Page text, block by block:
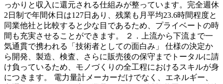
っかりと収入に還元される仕組みが整っています。完全週休
2日制で年間休日は127日あり、残業も月平均23.6時間程度と
同業他社と比較すると少な目であるため、プライベートの時
間も充実させることができます。 ２．上流から下流まで一
気通貫で携われる「技術者としての面白み」 仕様の決定か
ら開発、製造、検査、さらに販売後の保守までトータルに請
け負っているため、モノづくりの全工程におけるスキルが身
につきます。 電力量計メーカーだけでなく、エネルギー、